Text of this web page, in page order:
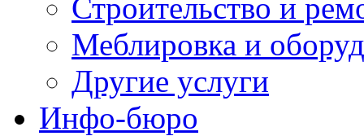
Строительство и
Меблировка и
Другие услуги
Инфо-бюро